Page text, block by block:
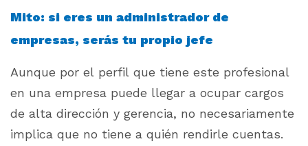
Mito: si eres un administrador de
empresas, serás tu propio jefe
Aunque por el perfil que tiene este profesional
en una empresa puede llegar a ocupar cargos
de alta dirección y gerencia, no necesariamente
implica que no tiene a quién rendirle cuentas.